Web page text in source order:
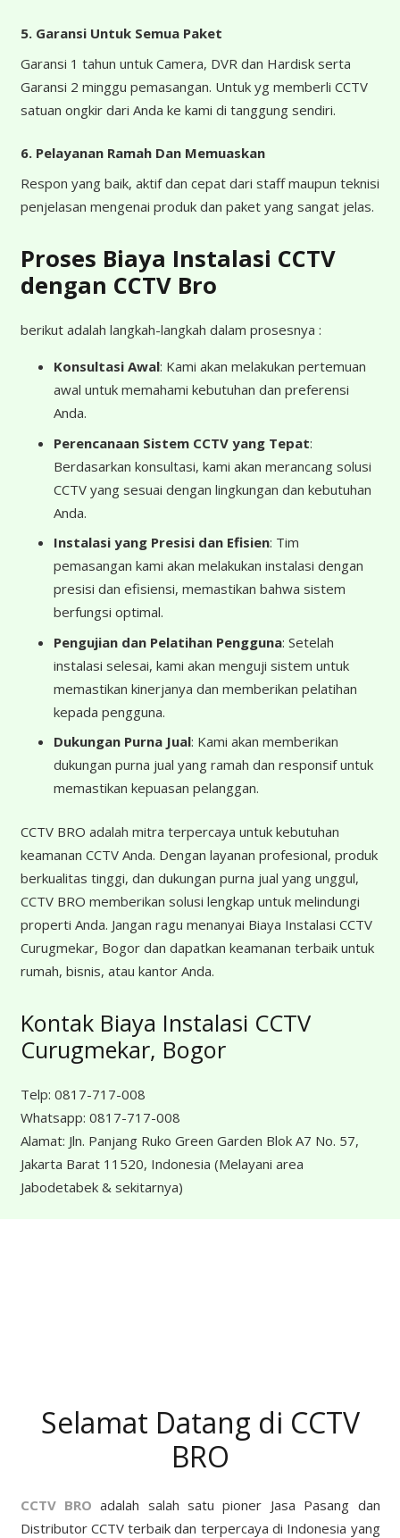
5. Garansi Untuk Semua Paket
Garansi 1 tahun untuk Camera, DVR dan Hardisk serta
Garansi 2 minggu pemasangan. Untuk yg memberli CCTV
satuan ongkir dari Anda ke kami di tanggung sendiri.
6. Pelayanan Ramah Dan Memuaskan
Respon yang baik, aktif dan cepat dari staff maupun teknisi
penjelasan mengenai produk dan paket yang sangat jelas.
Proses Biaya Instalasi CCTV
dengan CCTV Bro
berikut adalah langkah-langkah dalam prosesnya :
Konsultasi Awal: Kami akan melakukan pertemuan
awal untuk memahami kebutuhan dan preferensi
Anda.
Perencanaan Sistem CCTV yang Tepat:
Berdasarkan konsultasi, kami akan merancang solusi
CCTV yang sesuai dengan lingkungan dan kebutuhan
Anda.
Instalasi yang Presisi dan Efisien: Tim
pemasangan kami akan melakukan instalasi dengan
presisi dan efisiensi, memastikan bahwa sistem
berfungsi optimal.
Pengujian dan Pelatihan Pengguna: Setelah
instalasi selesai, kami akan menguji sistem untuk
memastikan kinerjanya dan memberikan pelatihan
kepada pengguna.
Dukungan Purna Jual: Kami akan memberikan
dukungan purna jual yang ramah dan responsif untuk
memastikan kepuasan pelanggan.
CCTV BRO adalah mitra terpercaya untuk kebutuhan
keamanan CCTV Anda. Dengan layanan profesional, produk
berkualitas tinggi, dan dukungan purna jual yang unggul,
CCTV BRO memberikan solusi lengkap untuk melindungi
properti Anda. Jangan ragu menanyai Biaya Instalasi CCTV
Curugmekar, Bogor dan dapatkan keamanan terbaik untuk
rumah, bisnis, atau kantor Anda.
Kontak Biaya Instalasi CCTV
Curugmekar, Bogor
Telp: 0817-717-008
Whatsapp: 0817-717-008
Alamat: Jln. Panjang Ruko Green Garden Blok A7 No. 57,
Jakarta Barat 11520, Indonesia (Melayani area
Jabodetabek & sekitarnya)
Selamat Datang di CCTV
BRO
CCTV BRO adalah salah satu pioner Jasa Pasang dan
Distributor CCTV terbaik dan terpercaya di Indonesia yang